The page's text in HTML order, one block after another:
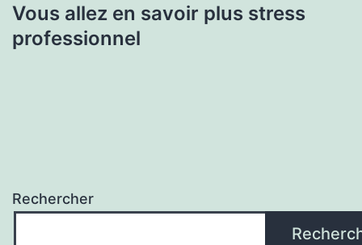
Vous allez en savoir plus stress
professionnel
Rechercher